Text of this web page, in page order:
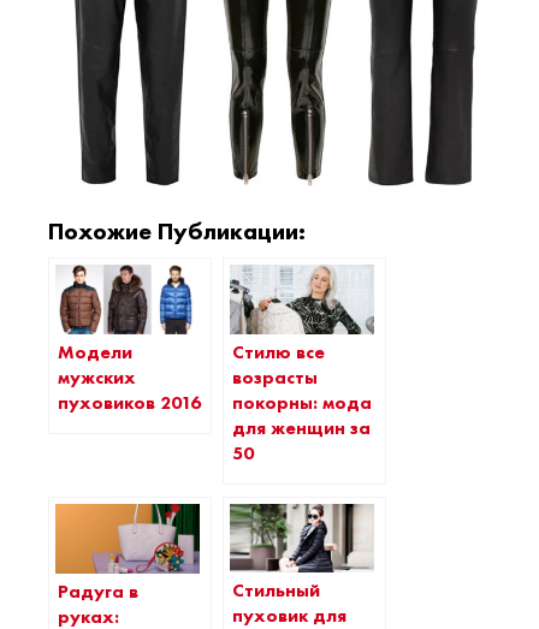
Похожие Публикации:
Модели
мужских
пуховиков 2016
Стилю все
возрасты
покорны: мода
для женщин за
50
Радуга в
руках:
Стильный
пуховик для